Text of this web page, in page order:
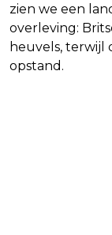
zien we een
overleving:
heuvels, terwijl
opstand.